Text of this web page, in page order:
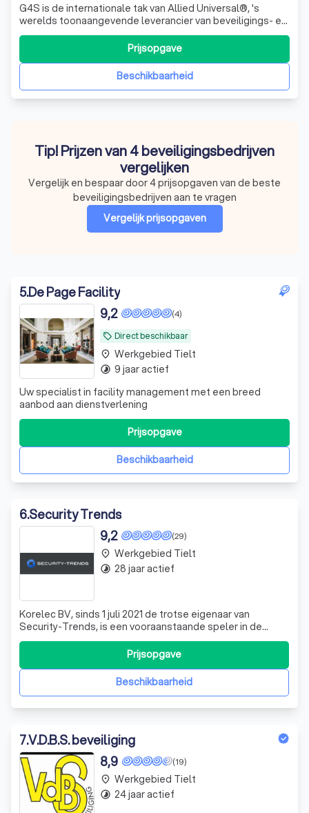
G4S is de internationale tak van Allied Universal®, 's
werelds toonaangevende leverancier van beveiligings- en
facilitaire diensten en een vertrouwde partner voor meer
dan 400 van de Fortune 500-bedrijven. Het bedrijf levert
ongeëvenaarde klantrelaties, innovatieve oplossingen,
geavanceerde slimme tBeschikbaarheid
Prijsopgave
Tip! Prijzen van 4 beveiligingsbedrijven
vergelijken
Vergelijk en bespaar door 4 prijsopgaven van de beste
beveiligingsbedrijven aan te vragen
Vergelijk prijsopgaven
5.De Page Facility
local_offer Direct beschikbaar
(4)
9,2
Uw specialist in facility management met een breed
aanbod aan dienstverlening
Beschikbaarheid
Prijsopgave
place Werkgebied Tielt
timelapse 9 jaar actief
6.Security Trends
(29)
9,2
Korelec BV, sinds 1 juli 2021 de trotse eigenaar van
Security-Trends, is een vooraanstaande speler in de
beveiligingssector. Met een sterke focus op innovatie en
kwaliteit, bieden we een breed scala aan
beveiligingsoplossingen, variërend van inbraakbeveiliging
en branddetectie tot camerabewaking en
Beschikbaarheid
Prijsopgave
place Werkgebied Tielt
timelapse 28 jaar actief
7.V.D.B.S. beveiliging
(19)
8,9
place Werkgebied Tielt
timelapse 24 jaar actief